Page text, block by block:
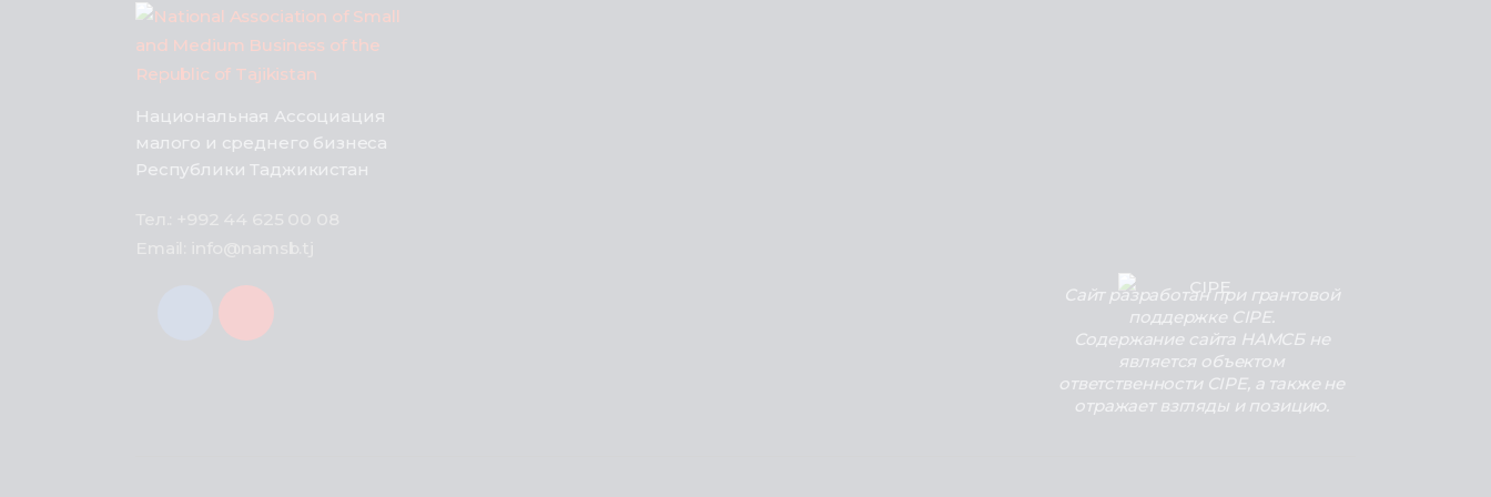
Национальная Ассоциация
малого и среднего бизнеса
Республики Таджикистан
Сайт разработан при грантовой
поддержке CIPE.
Содержание сайта НАМСБ не
является объектом
ответственности CIPE, а также не
отражает взгляды и позицию.